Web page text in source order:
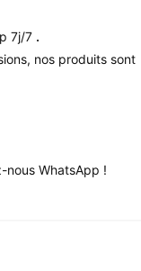
7j/7 .
, nos produits sont
nous WhatsApp !